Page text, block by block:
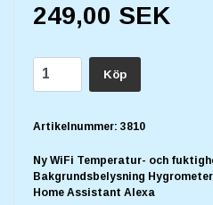
249,00 SEK
Köp
Artikelnummer: 3810
Ny WiFi Temperatur- och
Bakgrundsbelysning
Home Assistant Alexa